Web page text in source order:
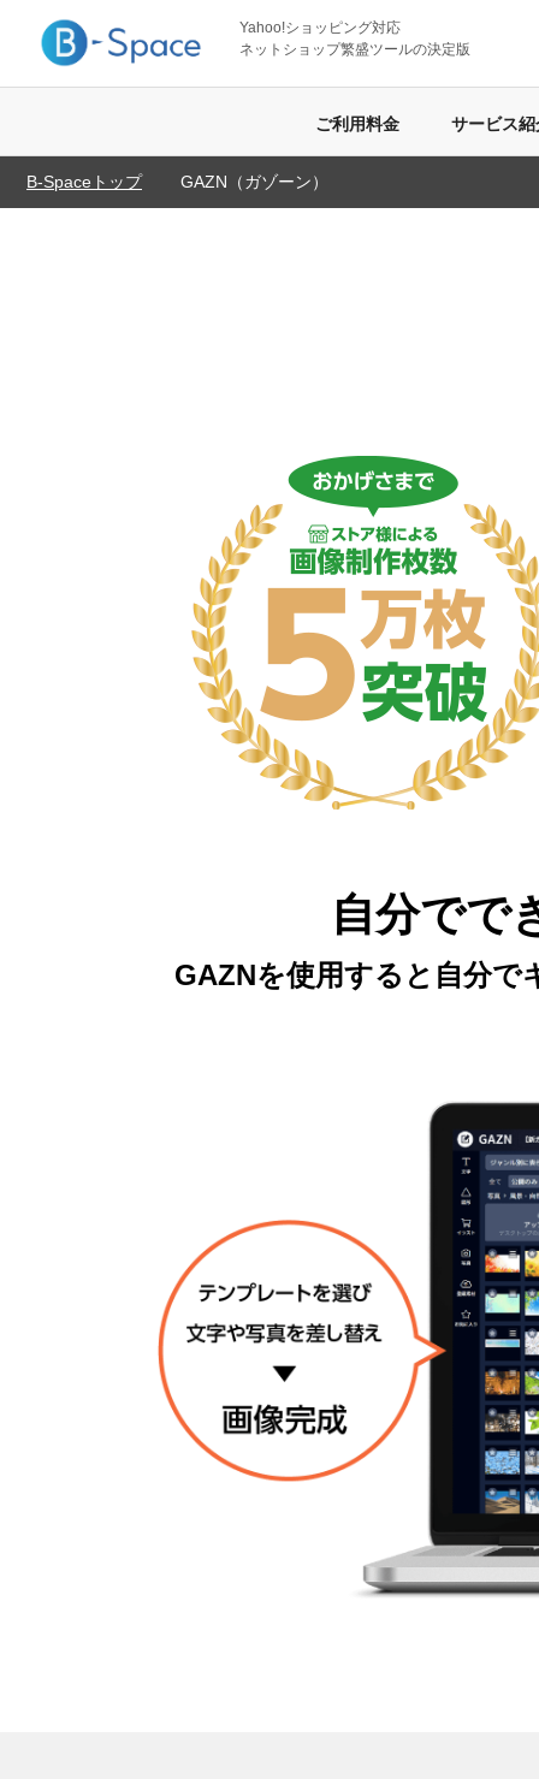
Yahoo!ショッピング対応
ネットショップ繁盛ツールの決定版
ご利用料金 サービス紹
B-Spaceトップ GAZN（ガゾーン）
自分でで
GAZNを使用すると自分で